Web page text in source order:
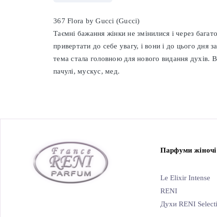
367 Flora by Gucci (Gucci)
Таємні бажання жінки не змінилися і через
привертати до себе увагу, і вони і до цього
тема стала головною для нового видання духів.
пачулі, мускус, мед.
Парфуми жіночі
Le Elixir Intense
RENI
Духи RENI